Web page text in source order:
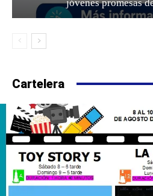
jóvenes promesas
Cartelera